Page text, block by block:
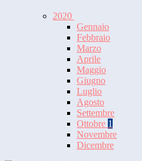
2020
Gennaio
Febbraio
Marzo
Aprile
Maggio
Giugno
Luglio
Agosto
Settembre
Ottobre 1
Novembre
Dicembre